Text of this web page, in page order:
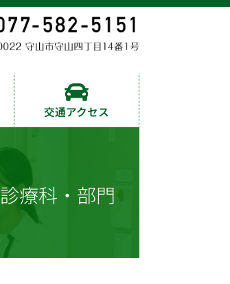
交通アクセス
診療科・部門